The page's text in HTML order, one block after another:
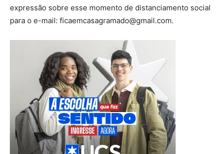
expressão sobre esse momento de distanciamento social
para o e-mail: ficaemcasagramado@gmail.com. ⠀⠀⠀⠀